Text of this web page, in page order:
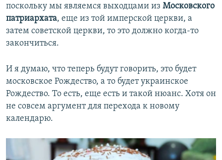
поскольку мы являемся выходцами из Московского
патриархата, еще из той имперской церкви, а
затем советской церкви, то это должно когда-то
закончиться.
И я думаю, что теперь будут говорить, это будет
московское Рождество, а то будет украинское
Рождество. То есть, еще есть и такой нюанс. Хотя он
не совсем аргумент для перехода к новому
календарю.